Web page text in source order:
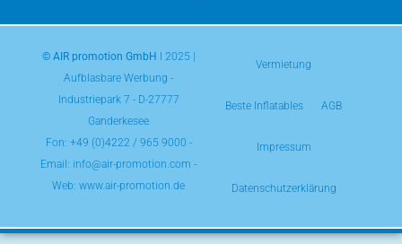
© AIR promotion GmbH l 2025 |
Aufblasbare Werbung -
Industriepark 7 - D-27777
Ganderkesee
Fon: +49 (0)4222 / 965 9000 -
Email: info@air-promotion.com -
Web: www.air-promotion.de
Vermietung
Beste Inflatables AGB
Impressum
Datenschutzerklärung